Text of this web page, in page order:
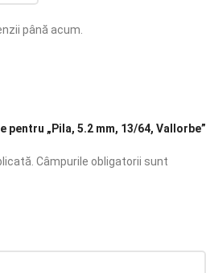
până acum.
pentru „Pila, 5.2 mm, 13/64, Vallorbe”
Câmpurile obligatorii sunt